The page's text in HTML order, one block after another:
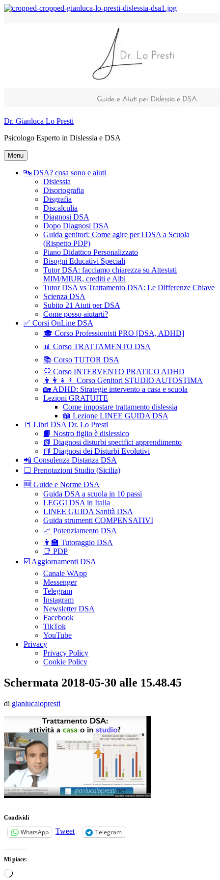
Vai
Dr. Gianluca Lo Presti
Psicologo Esperto in Dislessia e DSA
Menu
🔤 DSA? cosa sono e aiuti
Dislessia
Disortografia
Disgrafia
Discalculia
Diagnosi DSA
Dopo Diagnosi DSA
Guida genitori: Come agire per i DSA a Scuola
(Rispetto PDP)
Piano Didattico Personalizzato
Bisogni Educativi Speciali
Tutor DSA: facciamo chiarezza su Attestati
MIM/MIUR, crediti e Albi
Tutor DSA vs Trattamento DSA: Le Differenze Chiave
Scienza DSA
Subito 21 Aiuti per DSA
Come posso aiutarti?
✅ Corsi OnLine DSA
🎓 Corso Professionisti PRO [DSA, ADHD]
📊 Corso TRATTAMENTO DSA
📚 Corso TUTOR DSA
💭 Corso INTERVENTO PRATICO ADHD
👨‍👩‍👧‍👦 Corso Genitori STUDIO AUTOSTIMA
🏡 ADHD: Strategie intervento a casa e scuola
Lezioni GRATUITE
Come impostare trattamento dislessia
📖 Lezione LINEE GUIDA DSA
📒 Libri DSA Dr. Lo Presti
📙 Nostro figlio è dislessico
📗 Diagnosi disturbi specifici apprendimento
📘 Diagnosi dei Disturbi Evolutivi
📲 Consulenza Distanza DSA
⬜️ Prenotazioni Studio (Sicilia)
🆕 Guide e Norme DSA
Guida DSA a scuola in 10 passi
LEGGI DSA in Italia
LINEE GUIDA Sanità DSA
Guida strumenti COMPENSATIVI
📈 Potenziamento DSA
👩‍🏫 Tutoraggio DSA
📑 PDP
☑️ Aggiornamenti DSA
Canale WApp
Messenger
Telegram
Instagram
Newsletter DSA
Facebook
TikTok
YouTube
Privacy
Privacy Policy
Cookie Policy
Schermata 2018-05-30 alle 15.48.45
Postato
201830
Maggio
2018
di gianlucalopresti
Condividi
WhatsApp Tweet Telegram
Mi piace:
Caricamento